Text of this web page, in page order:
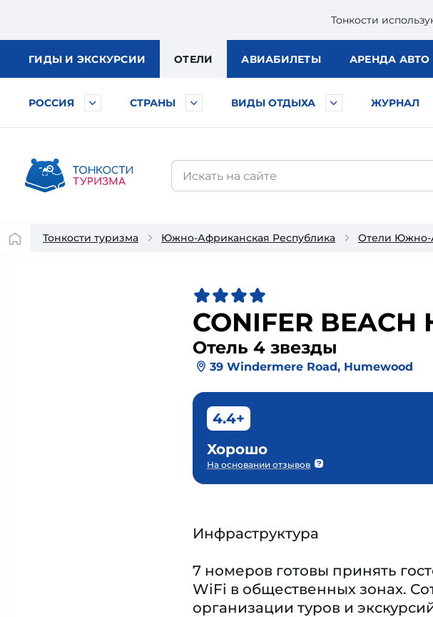
Тонкости
ГИДЫ И ЭКСКУРСИИ ОТЕЛИ АВИАБИЛЕТЫ АРЕНДА АВТО
РОССИЯ СТРАНЫ ВИДЫ ОТДЫХА ЖУРНАЛ
Тонкости туризма Южно-Африканская Республика Отели Южно-
CONIFER BEACH
Отель 4 звезды
39 Windermere Road, Humewood
4.4+
Хорошо
На основании отзывов
Инфраструктура
7 номеров готовы принять
WiFi в общественных зонах.
организации туров и